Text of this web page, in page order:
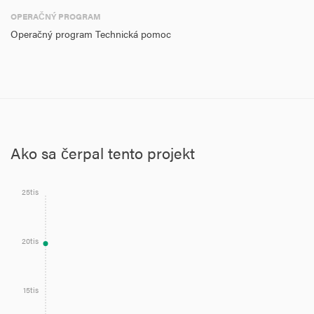
OPERAČNÝ PROGRAM
Operačný program Technická pomoc
Ako sa čerpal tento projekt
15tis
20tis
25tis